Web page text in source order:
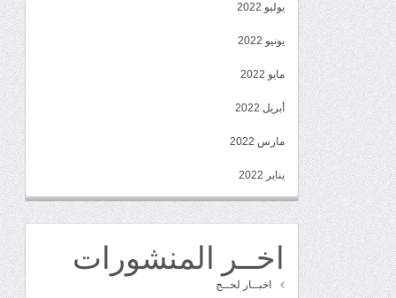
يوليو 2022
يونيو 2022
مايو 2022
أبريل 2022
مارس 2022
يناير 2022
اخــر المنشورات
اخبــار لحــج